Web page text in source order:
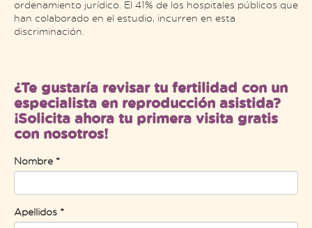
ordenamiento jurídico. El 41% de los hospitales públicos que
han colaborado en el estudio, incurren en esta
discriminación.
¿Te gustaría revisar tu fertilidad con un
especialista en reproducción asistida?
¡Solicita ahora tu primera visita gratis
con nosotros!
Nombre *
Apellidos *